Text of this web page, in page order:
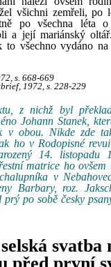
všichni zemřeli, po
po všechna léta o
a její mariánský
všechno vydáno na
s. 668-669
1972, s. 228-229
z nichž byl
Johann Stanek,
v obou. Nikde zde
ho v Rodopisné
14. listopadu
matrice ho
v
Barbary, roz.
prý po sobě česky
svatba